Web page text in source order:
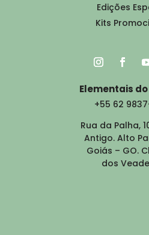
Edições
Kits
Elementais
+55 62
Rua da Palha,
Antigo. Alto
Goiás – GO.
dos